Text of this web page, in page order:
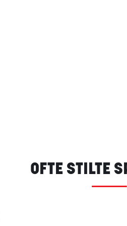
OFTE STILTE